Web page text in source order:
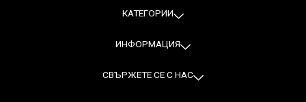
r
a
e
s
e
КАТЕГОРИИ
ИНФОРМАЦИЯ
СВЪРЖЕТЕ СЕ С НАС